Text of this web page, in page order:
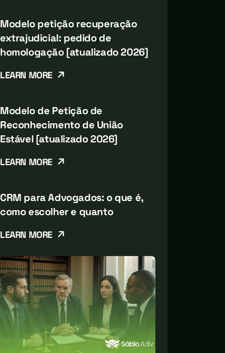
Modelo petição recuperação
extrajudicial: pedido de
homologação [atualizado 2026]
LEARN MORE
Modelo de Petição de
Reconhecimento de União
Estável [atualizado 2026]
LEARN MORE
CRM para Advogados: o que é,
como escolher e quanto
LEARN MORE